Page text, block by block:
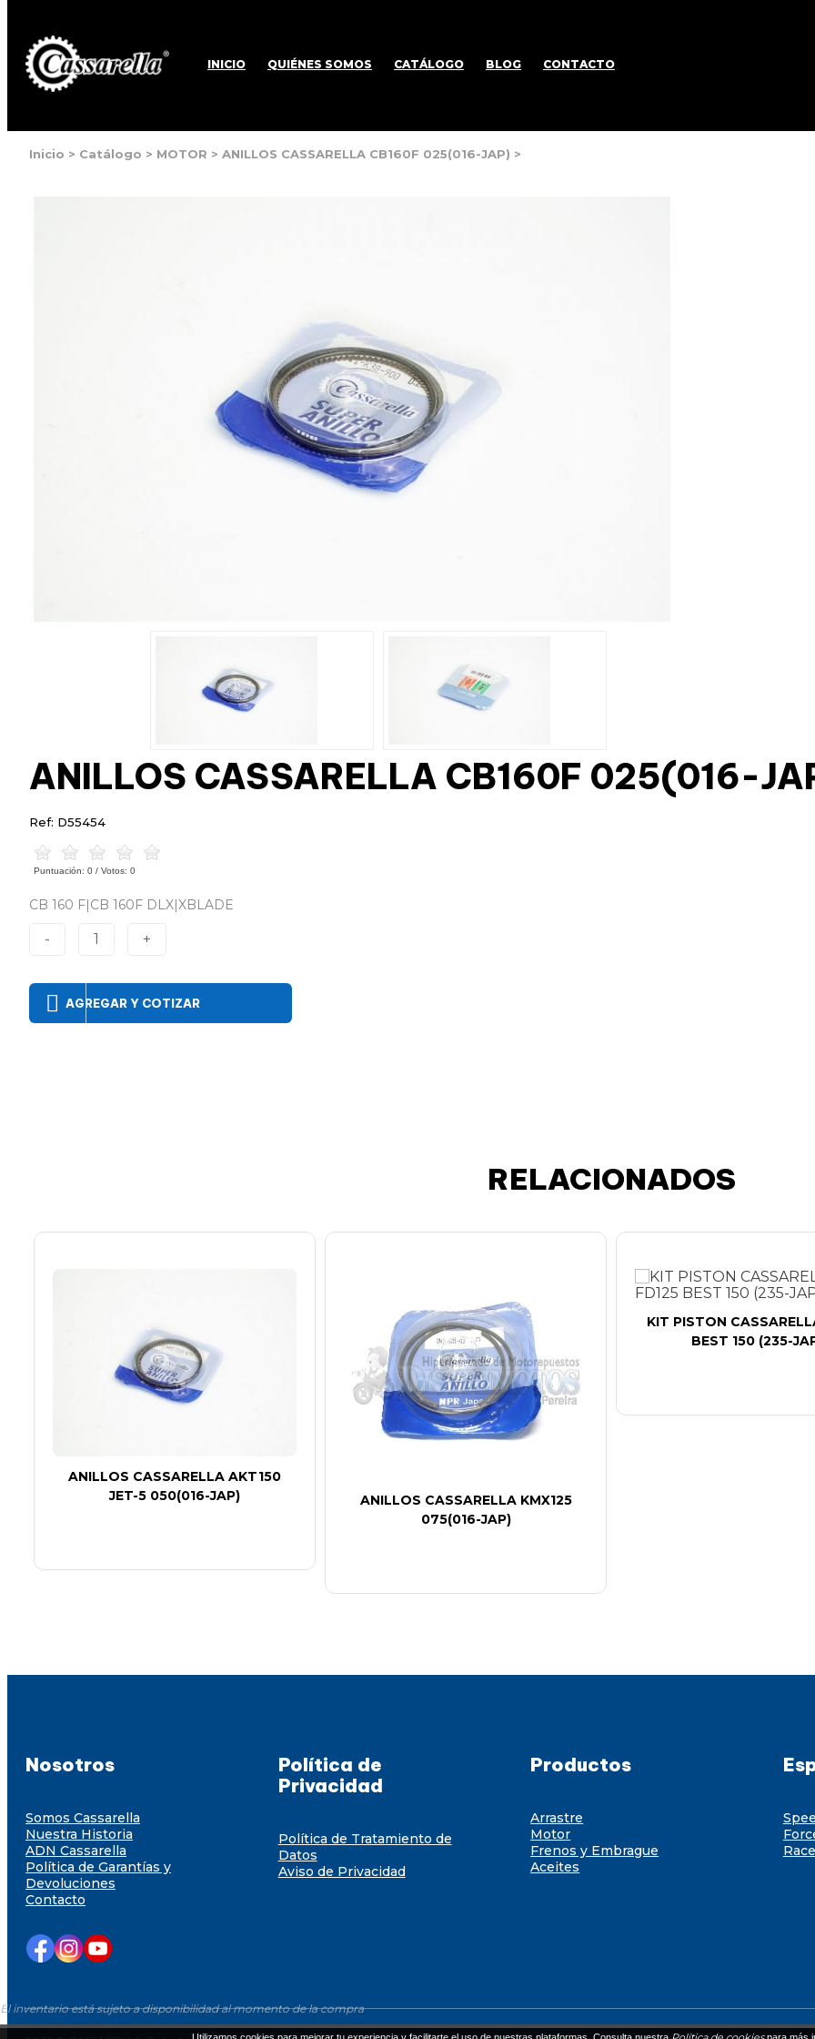
INICIO QUIÉNES SOMOS CATÁLOGO BLOG CONTACTO
Inicio > Catálogo > MOTOR > ANILLOS CASSARELLA CB160F 025(016-JAP) >
ANILLOS CASSARELLA CB160F 025(016-
Ref: D55454
Puntuación: 0 / Votos: 0
CB 160 F|CB 160F DLX|XBLADE
- 1 +
AGREGAR Y COTIZAR
El inventario está sujeto a disponibilidad al momento de la compra
RELACIONADOS
ANILLOS CASSARELLA AKT150
JET-5 050(016-JAP)
ANILLOS CASSARELLA KMX125
075(016-JAP)
KIT PISTON
BEST 150 (235-
Nosotros
Somos Cassarella
Nuestra Historia
ADN Cassarella
Política de Garantías y
Devoluciones
Contacto
Política de
Privacidad
Política de Tratamiento de
Datos
Aviso de Privacidad
Productos
Arrastre
Motor
Frenos y Embrague
Aceites